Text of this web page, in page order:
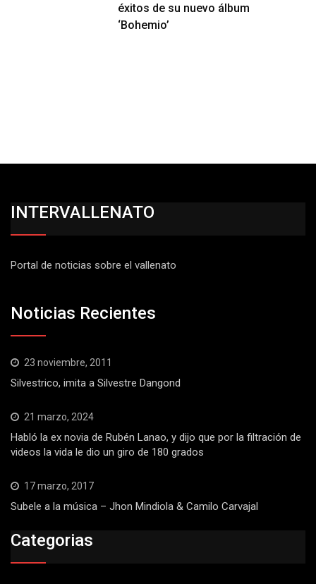
éxitos de su nuevo álbum
‘Bohemio’
INTERVALLENATO
Portal de noticias sobre el vallenato
Noticias Recientes
23 noviembre, 2011
Silvestrico, imita a Silvestre Dangond
21 marzo, 2024
Habló la ex novia de Rubén Lanao, y dijo que por la filtración de
videos la vida le dio un giro de 180 grados
17 marzo, 2017
Subele a la música – Jhon Mindiola & Camilo Carvajal
Categorias